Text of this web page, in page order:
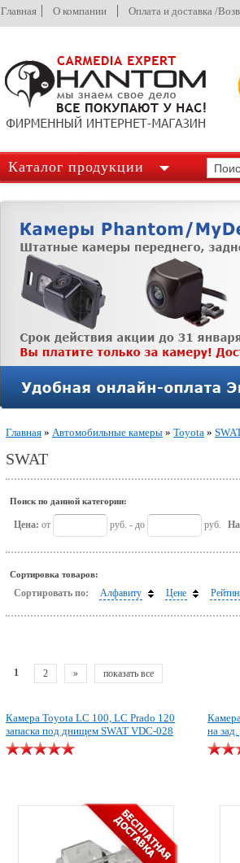
Главная О компании Оплата и доставка /
Каталог продукции
Главная » Автомобильные камеры » Toyota »
SWAT
Поиск по данной категории:
Цена: от руб. - до руб.
Сортировка товаров:
Сортировать по: Алфавиту Цене
1 2 » показать все
Камера Toyota LC 100, LC Prado 120
запаска под днищем SWAT VDC-028
на